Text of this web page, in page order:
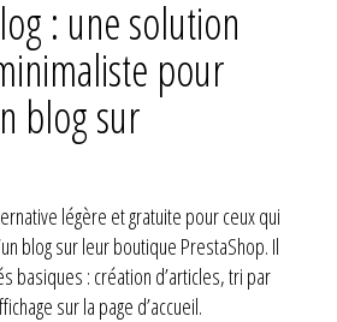
: une solution
pour
blog sur
légère et gratuite pour ceux qui
blog sur leur boutique PrestaShop. Il
basiques : création d’articles, tri par
sur la page d’accueil.